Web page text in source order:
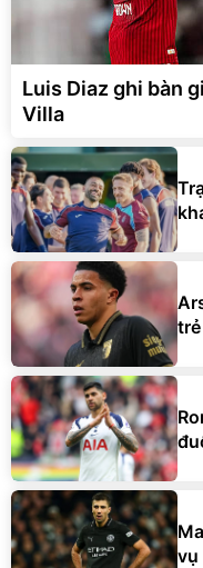
Luis Diaz ghi bàn
Villa
vụ